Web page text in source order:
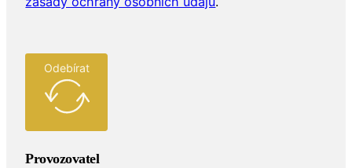
Odebírat
Provozovatel